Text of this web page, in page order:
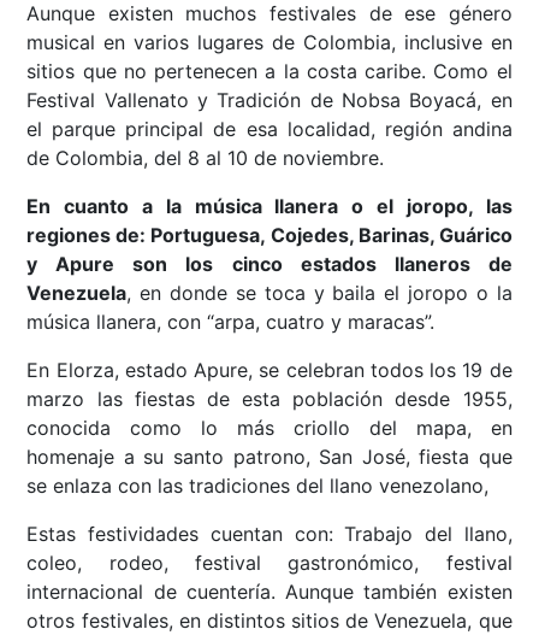
Aunque existen muchos festivales de ese género
musical en varios lugares de Colombia, inclusive en
sitios que no pertenecen a la costa caribe. Como el
Festival Vallenato y Tradición de Nobsa Boyacá, en
el parque principal de esa localidad, región andina
de Colombia, del 8 al 10 de noviembre.
En cuanto a la música llanera o el joropo, las
regiones de: Portuguesa, Cojedes, Barinas, Guárico
y Apure son los cinco estados llaneros de
Venezuela, en donde se toca y baila el joropo o la
música llanera, con “arpa, cuatro y maracas”.
En Elorza, estado Apure, se celebran todos los 19 de
marzo las fiestas de esta población desde 1955,
conocida como lo más criollo del mapa, en
homenaje a su santo patrono, San José, fiesta que
se enlaza con las tradiciones del llano venezolano,
Estas festividades cuentan con: Trabajo del llano,
coleo, rodeo, festival gastronómico, festival
internacional de cuentería. Aunque también existen
otros festivales, en distintos sitios de Venezuela, que